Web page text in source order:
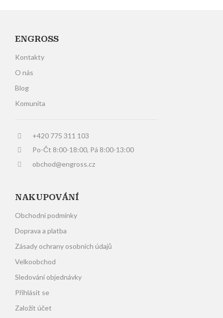
ENGROSS
Kontakty
O nás
Blog
Komunita
+420 775 311 103
Po-Čt 8:00-18:00, Pá 8:00-13:00
obchod@engross.cz
NAKUPOVÁNÍ
Obchodní podmínky
Doprava a platba
Zásady ochrany osobních údajů
Velkoobchod
Sledování objednávky
Přihlásit se
Založit účet